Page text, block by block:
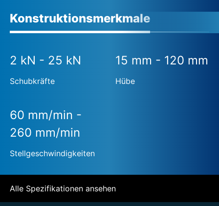
Konstruktionsmerkmale
2 kN - 25 kN
Schubkräfte
15 mm - 120 mm
Hübe
60 mm/min -
260 mm/min
Stellgeschwindigkeiten
Alle Spezifikationen ansehen